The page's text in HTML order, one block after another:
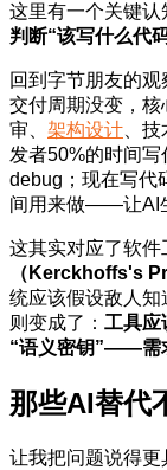
这里有一个关键认
判断“该写什么代
回到字节朋友的
交付周期没变，
审、 架构设计、
发者50%的时间写
debug；现在写代
间用来做——让AI
这其实对应了软件
（Kerckhoffs's
统应该假设敌人知
则变成了： 工具应
“语义密钥”——需
那些AI替代
让我把问题说得